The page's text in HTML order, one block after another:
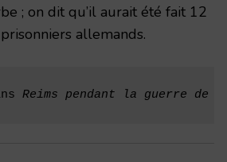
; on dit qu’il aurait été fait 12
allemands.
Reims pendant la guerre de